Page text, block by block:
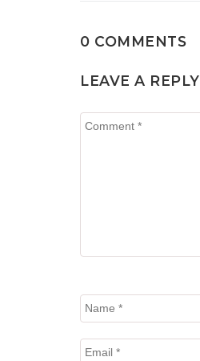
0 COMMENTS
LEAVE A REPLY